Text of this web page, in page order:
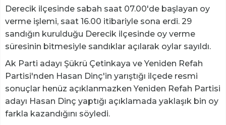
Derecik ilçesinde sabah saat 07.00'de başlayan oy
verme işlemi, saat 16.00 itibariyle sona erdi. 29
sandığın kurulduğu Derecik ilçesinde oy verme
süresinin bitmesiyle sandıklar açılarak oylar sayıldı.
Ak Parti adayı Şükrü Çetinkaya ve Yeniden Refah
Partisi'nden Hasan Dinç'in yarıştığı ilçede resmi
sonuçlar henüz açıklanmazken Yeniden Refah Partisi
adayı Hasan Dinç yaptığı açıklamada yaklaşık bin oy
farkla kazandığını söyledi.